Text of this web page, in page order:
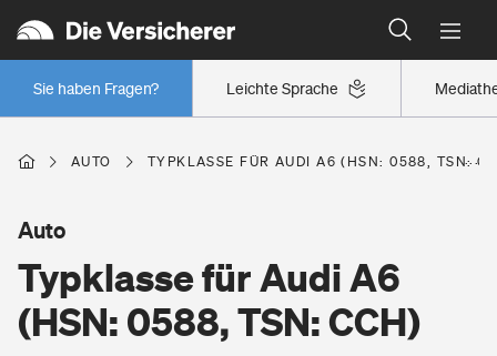
Leichte Sprache
Sie haben Fragen?
Wer versichert was: Jetzt Versicherer finden
Regionalklassen: So ist Ihre Region eingestuft
Wer versichert was: Jetzt Versicherer finden
Berufsunfähigkeitsversicherung
Erwerbsunfähigkeitsversicherung
Wohnen
AUTO TYPKLASSE FÜR AUDI A6 (HSN: 0588, TSN:
Typklasse für Audi A6
(HSN: 0588, TSN: CCH)
Auto